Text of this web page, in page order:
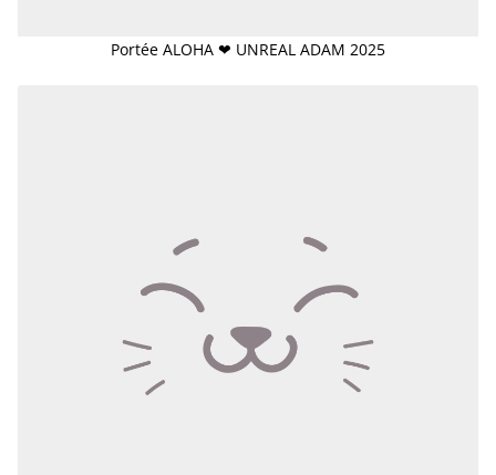
Portée ALOHA ❤ UNREAL ADAM 2025